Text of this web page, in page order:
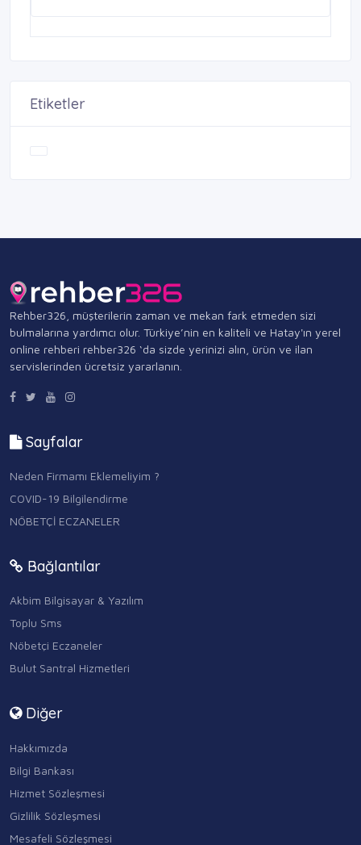
Etiketler
Rehber326, müşterilerin zaman ve mekan fark etmeden sizi
bulmalarına yardımcı olur. Türkiye’nin en kaliteli ve Hatay'ın yerel
online rehberi rehber326 ‘da sizde yerinizi alın, ürün ve ilan
servislerinden ücretsiz yararlanın.
Sayfalar
Neden Firmamı Eklemeliyim ?
COVID-19 Bilgilendirme
NÖBETÇİ ECZANELER
Bağlantılar
Akbim Bilgisayar & Yazılım
Toplu Sms
Nöbetçi Eczaneler
Bulut Santral Hizmetleri
Diğer
Hakkımızda
Bilgi Bankası
Hizmet Sözleşmesi
Gizlilik Sözleşmesi
Mesafeli Sözleşmesi